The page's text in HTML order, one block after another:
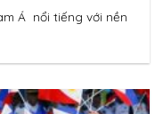
Á nổi tiếng với nền